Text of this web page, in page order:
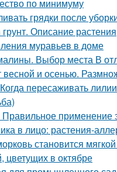
по минимуму
грядки после
Описание растения
муравьев в доме
Выбор места В
весной и осенью.
пересаживать
Правильное применение
в лицо: растения-
становится
цветущих в октябре